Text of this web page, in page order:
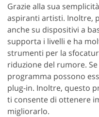
Grazie alla sua
aspiranti artisti. Inoltre,
anche su dispositivi a
supporta i livelli e ha
strumenti per la
riduzione del rumore.
programma possono
plug-in. Inoltre, questo
ti consente di ottenere
migliorarlo.